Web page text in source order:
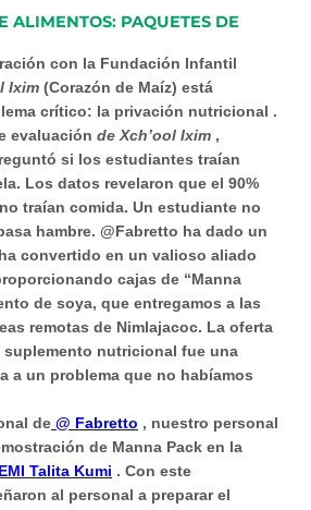
ALIMENTOS: PAQUETES DE
con la Fundación Infantil
Ixim (Corazón de Maíz) está
crítico: la privación nutricional .
evaluación de Xch’ool Ixim ,
si los estudiantes traían
Los datos revelaron que el 90%
traían comida. Un estudiante no
hambre. @Fabretto ha dado un
convertido en un valioso aliado
cajas de “Manna
de soya, que entregamos a las
remotas de Nimlajacoc. La oferta
nutricional fue una
a un problema que no habíamos
de @ Fabretto , nuestro personal
de Manna Pack en la
Talita Kumi . Con este
al personal a preparar el